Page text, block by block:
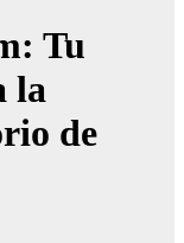
Tu
la
de